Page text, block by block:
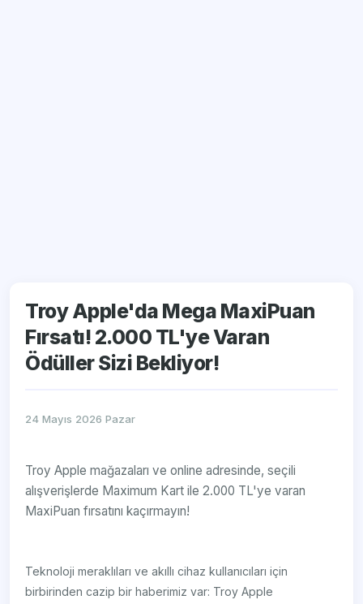
Troy Apple'da Mega MaxiPuan
Fırsatı! 2.000 TL'ye Varan
Ödüller Sizi Bekliyor!
24 Mayıs 2026 Pazar
Troy Apple mağazaları ve online adresinde, seçili
alışverişlerde Maximum Kart ile 2.000 TL'ye varan
MaxiPuan fırsatını kaçırmayın!
Teknoloji meraklıları ve akıllı cihaz kullanıcıları için
birbirinden cazip bir haberimiz var: Troy Apple